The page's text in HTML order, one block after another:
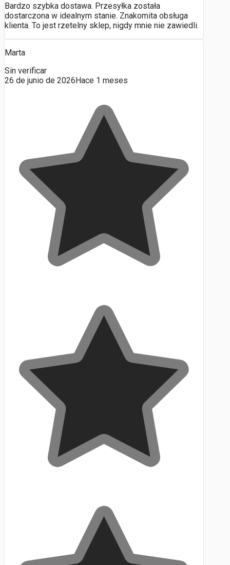
Bardzo szybka dostawa. Przesyłka została
dostarczona w idealnym stanie. Znakomita obsługa
klienta. To jest rzetelny sklep, nigdy mnie nie zawiedli.
Marta
Sin verificar
26 de junio de 2026Hace 1 meses